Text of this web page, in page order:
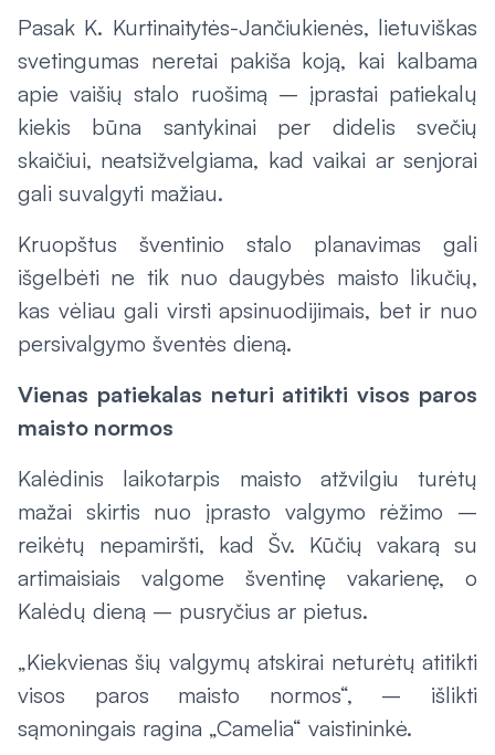
Pasak K. Kurtinaitytės-Jančiukienės, lietuviškas
svetingumas neretai pakiša koją, kai kalbama
apie vaišių stalo ruošimą – įprastai patiekalų
kiekis būna santykinai per didelis svečių
skaičiui, neatsižvelgiama, kad vaikai ar senjorai
gali suvalgyti mažiau.
Kruopštus šventinio stalo planavimas gali
išgelbėti ne tik nuo daugybės maisto likučių,
kas vėliau gali virsti apsinuodijimais, bet ir nuo
persivalgymo šventės dieną.
Vienas patiekalas neturi atitikti visos paros
maisto normos
Kalėdinis laikotarpis maisto atžvilgiu turėtų
mažai skirtis nuo įprasto valgymo rėžimo –
reikėtų nepamiršti, kad Šv. Kūčių vakarą su
artimaisiais valgome šventinę vakarienę, o
Kalėdų dieną – pusryčius ar pietus.
„Kiekvienas šių valgymų atskirai neturėtų atitikti
visos paros maisto normos“, – išlikti
sąmoningais ragina „Camelia“ vaistininkė.